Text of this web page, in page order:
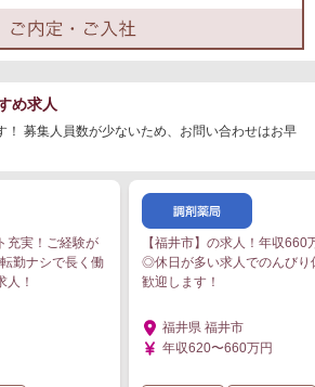
め求人
！ 募集人員数が少ないため、お問い合わせはお早
充実！ご経験が
勤ナシで長く働
人！
【福井市】の求人！年収660
◎休日が多い求人でのんびり
歓迎します！
福井県 福井市
年収620〜660万円